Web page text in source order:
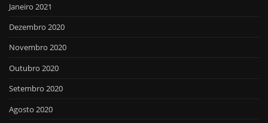
Janeiro 2021
Dezembro 2020
Novembro 2020
Outubro 2020
Setembro 2020
Agosto 2020